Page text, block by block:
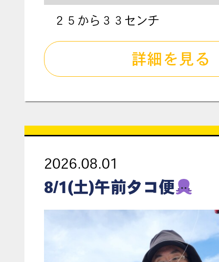
２５から３３センチ
詳細を見る
2026.08.01
8/1(土)午前タコ便